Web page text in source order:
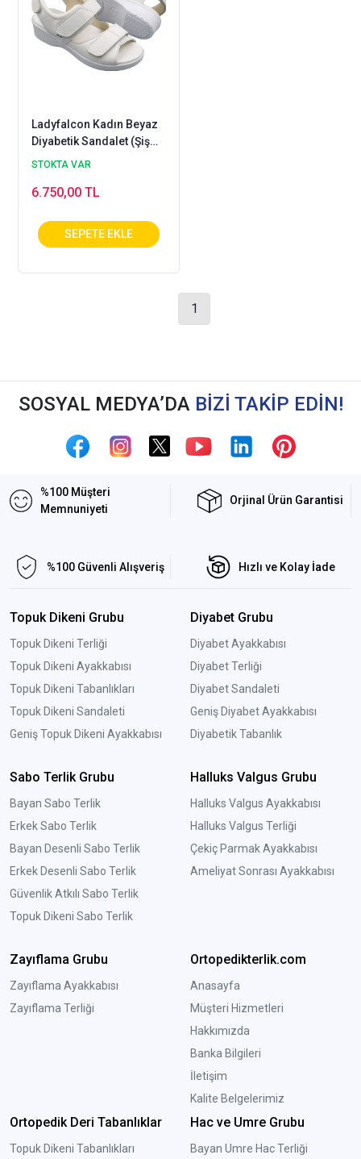
Ladyfalcon Kadın Beyaz
Diyabetik Sandalet (Şiş
Ayaklar İçin) - ODS105B
STOKTA VAR
6.750,00 TL
1
SOSYAL MEDYA’DA BİZİ TAKİP EDİN!
%100 Müşteri
Memnuniyeti
Orjinal Ürün Garantisi
%100 Güvenli Alışveriş Hızlı ve Kolay İade
Topuk Dikeni Grubu
Topuk Dikeni Terliği
Topuk Dikeni Ayakkabısı
Topuk Dikeni Tabanlıkları
Topuk Dikeni Sandaleti
Geniş Topuk Dikeni Ayakkabısı
Diyabet Grubu
Diyabet Ayakkabısı
Diyabet Terliği
Diyabet Sandaleti
Geniş Diyabet Ayakkabısı
Diyabetik Tabanlık
Sabo Terlik Grubu
Bayan Sabo Terlik
Erkek Sabo Terlik
Bayan Desenli Sabo Terlik
Erkek Desenli Sabo Terlik
Güvenlik Atkılı Sabo Terlik
Topuk Dikeni Sabo Terlik
Halluks Valgus Grubu
Halluks Valgus Ayakkabısı
Halluks Valgus Terliği
Çekiç Parmak Ayakkabısı
Ameliyat Sonrası Ayakkabısı
Zayıflama Grubu
Zayıflama Ayakkabısı
Zayıflama Terliği
Ortopedikterlik.com
Anasayfa
Müşteri Hizmetleri
Hakkımızda
Banka Bilgileri
İletişim
Kalite Belgelerimiz
Ortopedik Deri Tabanlıklar
Topuk Dikeni Tabanlıkları
Hac ve Umre Grubu
Bayan Umre Hac Terliği